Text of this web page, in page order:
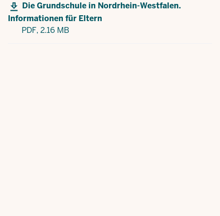
Die Grundschule in Nordrhein-Westfalen.
Informationen für Eltern
PDF, 2.16 MB